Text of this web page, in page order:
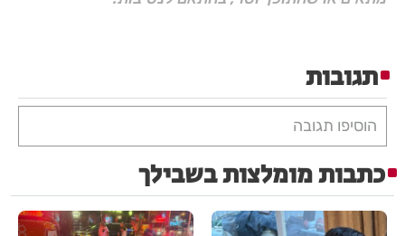
תגובות
הוסיפו תגובה
כתבות מומלצות בשבילך